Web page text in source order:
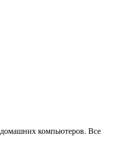
домашних компьютеров. Все